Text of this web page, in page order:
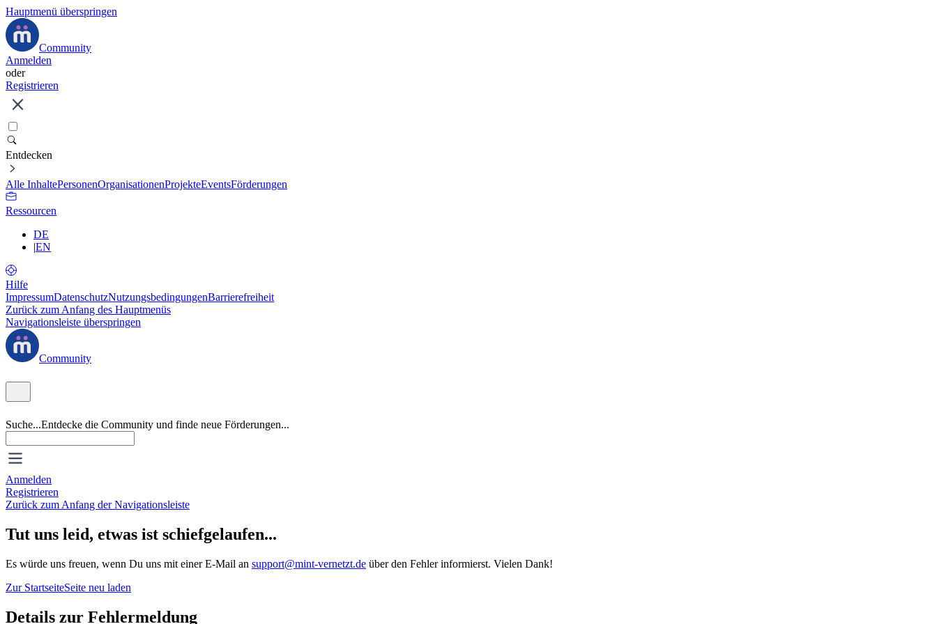
Hauptmenü überspringen
Community
Anmelden
oder
Registrieren
Entdecken
Alle InhaltePersonenOrganisationenProjekteEventsFörderungen
Ressourcen
DE
|EN
Hilfe
ImpressumDatenschutzNutzungsbedingungenBarrierefreiheit
Zurück zum Anfang des Hauptmenüs
Navigationsleiste überspringen
Community
Suche...Entdecke die Community und finde neue Förderungen...
Anmelden
Registrieren
Zurück zum Anfang der Navigationsleiste
Tut uns leid, etwas ist schiefgelaufen...
Es würde uns freuen, wenn Du uns mit einer E-Mail an support@mint-vernetzt.de über den Fehler informierst. Vielen Dank!
Zur StartseiteSeite neu laden
Details zur Fehlermeldung